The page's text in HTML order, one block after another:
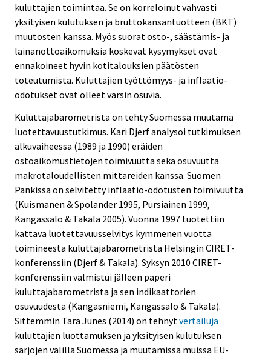
kuluttajien toimintaa. Se on korreloinut vahvasti
yksityisen kulutuksen ja bruttokansantuotteen (BKT)
muutosten kanssa. Myös suorat osto-, säästämis- ja
lainanottoaikomuksia koskevat kysymykset ovat
ennakoineet hyvin kotitalouksien päätösten
toteutumista. Kuluttajien työttömyys- ja inflaatio-
odotukset ovat olleet varsin osuvia.
Kuluttajabarometrista on tehty Suomessa muutama
luotettavuustutkimus. Kari Djerf analysoi tutkimuksen
alkuvaiheessa (1989 ja 1990) eräiden
ostoaikomustietojen toimivuutta sekä osuvuutta
makrotaloudellisten mittareiden kanssa. Suomen
Pankissa on selvitetty inflaatio-odotusten toimivuutta
(Kuismanen & Spolander 1995, Pursiainen 1999,
Kangassalo & Takala 2005). Vuonna 1997 tuotettiin
kattava luotettavuusselvitys kymmenen vuotta
toimineesta kuluttajabarometrista Helsingin CIRET-
konferenssiin (Djerf & Takala). Syksyn 2010 CIRET-
konferenssiin valmistui jälleen paperi
kuluttajabarometrista ja sen indikaattorien
osuvuudesta (Kangasniemi, Kangassalo & Takala).
Sittemmin Tara Junes (2014) on tehnyt vertailuja
kuluttajien luottamuksen ja yksityisen kulutuksen
sarjojen välillä Suomessa ja muutamissa muissa EU-